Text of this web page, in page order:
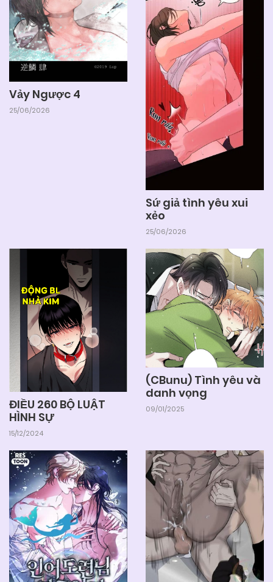
Vảy Ngược 4
25/06/2026
Sứ giả tình yêu xui
xẻo
25/06/2026
ĐIỀU 260 BỘ LUẬT
HÌNH SỰ
15/12/2024
(CBunu) Tình yêu và
danh vọng
09/01/2025